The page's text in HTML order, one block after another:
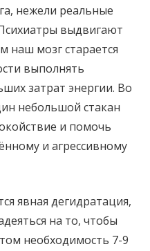
нежели реальные
выдвигают
наш мозг старается
выполнять
затрат энергии. Во
небольшой стакан
и помочь
и агрессивному
явная дегидратация,
на то, чтобы
необходимость 7-9